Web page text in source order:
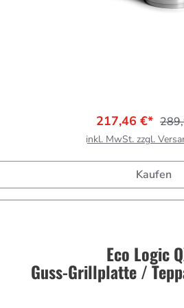
Backen, eine einfache
einer unverzichtbaren Investition für
Lauf und erlebe perfekte
217,46 €*
inkl. MwSt. zzgl.
Kaufen
Eco Logic
Guss-Grillplatte /